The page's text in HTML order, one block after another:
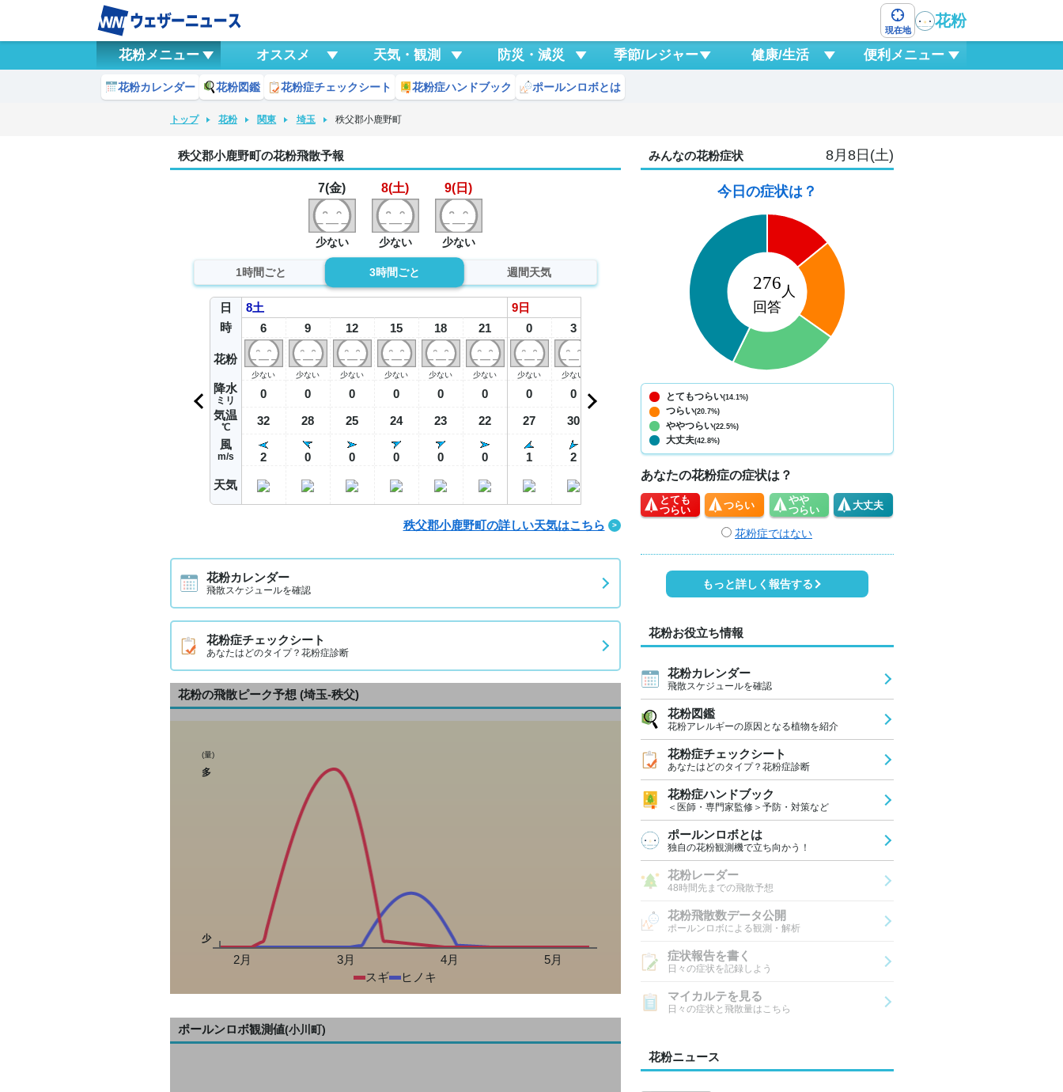
現在地
花粉
花粉メニュー オススメ 天気・観測 防災・減災 季節/レジャー 健康/生活 便利メニュー
花粉カレンダー 花粉図鑑 花粉症チェックシート 花粉症ハンドブック ポールンロボとは
トップ 花粉 関東 埼玉 秩父郡小鹿野町
秩父郡小鹿野町の花粉飛散予報
7(金)
少ない
8(土)
少ない
9(日)
少ない
1時間ごと 3時間ごと 週間天気
日
時
花粉
降水
ミリ
気温
℃
風
m/s
天気
8土
6
少ない
0
32
2
9
少ない
0
28
0
12
少ない
0
25
0
15
少ない
0
24
0
18
少ない
0
23
0
21
少ない
0
22
0
9日
0
少ない
0
27
1
3
少ない
0
30
2
0
27
1
12
0
25
0
15
0
0
18
0
21
0 1
秩父郡小鹿野町の詳しい天気はこちら
花粉カレンダー
飛散スケジュールを確認
花粉症チェックシート
あなたはどのタイプ？花粉症診断
花粉の飛散ピーク予想 (埼玉-秩父)
(量)
多
少
2月 3月 4月
5月
スギ
ヒノキ
ポールンロボ観測値(小川町)
みんなの花粉症状 8月8日(土)
今日の症状は？
とてもつらい(14.1%)
つらい(20.7%)
ややつらい(22.5%)
大丈夫(42.8%)
あなたの花粉症の症状は？
とても
つらい
つらい
やや
つらい
大丈夫
花粉症ではない
もっと詳しく報告する
花粉お役立ち情報
花粉カレンダー
飛散スケジュールを確認
花粉図鑑
花粉アレルギーの原因となる植物を紹介
花粉症チェックシート
あなたはどのタイプ？花粉症診断
花粉症ハンドブック
＜医師・専門家監修＞予防・対策など
ポールンロボとは
独自の花粉観測機で立ち向かう！
花粉レーダー
48時間先までの飛散予想
花粉飛散数データ公開
ポールンロボによる観測・解析
症状報告を書く
日々の症状を記録しよう
マイカルテを見る
日々の症状と飛散量はこちら
花粉ニュース